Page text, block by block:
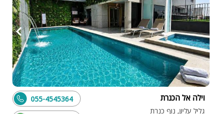
וילה אל הכנרת
גליל עליון, נוף כנרת
055-4545364